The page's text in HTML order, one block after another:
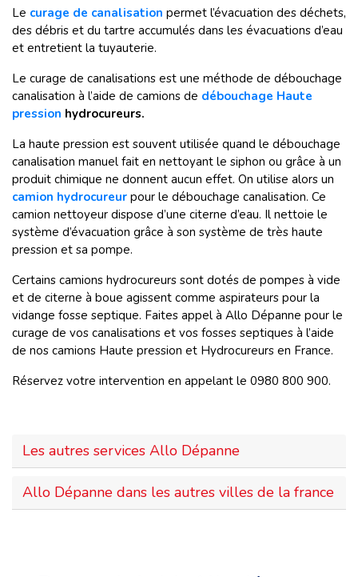
Le curage de canalisation permet l’évacuation des déchets,
des débris et du tartre accumulés dans les évacuations d’eau
et entretient la tuyauterie.
Le curage de canalisations est une méthode de débouchage
canalisation à l’aide de camions de débouchage Haute
pression hydrocureurs.
La haute pression est souvent utilisée quand le débouchage
canalisation manuel fait en nettoyant le siphon ou grâce à un
produit chimique ne donnent aucun effet. On utilise alors un
camion hydrocureur pour le débouchage canalisation. Ce
camion nettoyeur dispose d’une citerne d’eau. Il nettoie le
système d’évacuation grâce à son système de très haute
pression et sa pompe.
Certains camions hydrocureurs sont dotés de pompes à vide
et de citerne à boue agissent comme aspirateurs pour la
vidange fosse septique. Faites appel à Allo Dépanne pour le
curage de vos canalisations et vos fosses septiques à l’aide
de nos camions Haute pression et Hydrocureurs en France.
Réservez votre intervention en appelant le 0980 800 900.
Les autres services Allo Dépanne
Allo Dépanne dans les autres villes de la france